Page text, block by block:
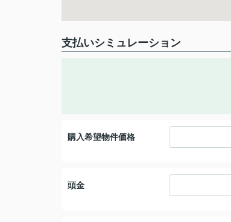
支払いシミュレーション
購入希望物件価格
頭金